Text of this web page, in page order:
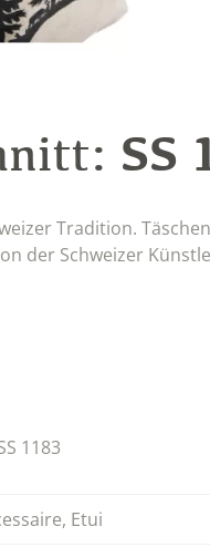
SS
Tradition.
der Schweizer
1183
, Etui